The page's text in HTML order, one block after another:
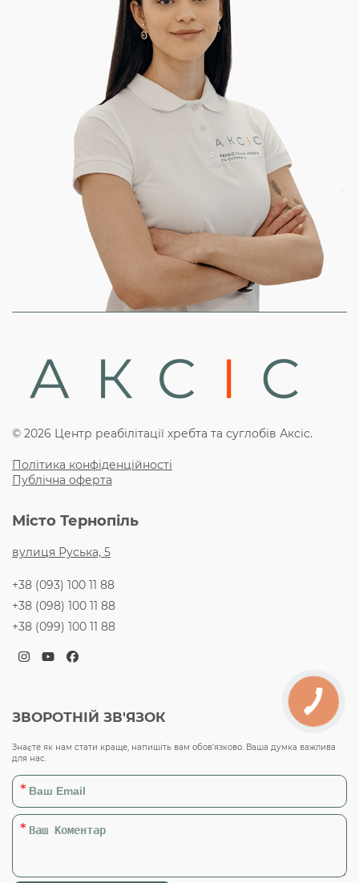
© 2026 Центр реабілітації хребта та суглобів Аксіс.
Політика конфіденційності
Публічна оферта
Місто Тернопіль
вулиця Руська, 5
+38 (093) 100 11 88
+38 (098) 100 11 88
+38 (099) 100 11 88
Instagram
YouTubeFacebook
ЗВОРОТНІЙ ЗВ'ЯЗОК
Знаєте як нам стати краще, напишіть вам обов’язково. Ваша думка важлива
для нас.